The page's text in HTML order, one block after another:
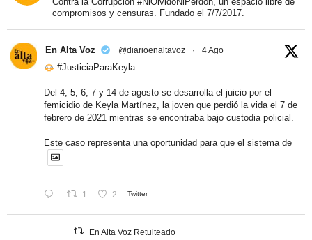
compromisos y censuras. Fundado el 7/7/2017.
En Alta Voz @diarioenaltavoz · 4 Ago
#JusticiaParaKeyla
Del 4, 5, 6, 7 y 14 de agosto se desarrolla el juicio por el
femicidio de Keyla Martínez, la joven que perdió la vida el 7 de
febrero de 2021 mientras se encontraba bajo custodia policial.
Este caso representa una oportunidad para que el sistema de
1 2 Twitter
En Alta Voz Retuiteado